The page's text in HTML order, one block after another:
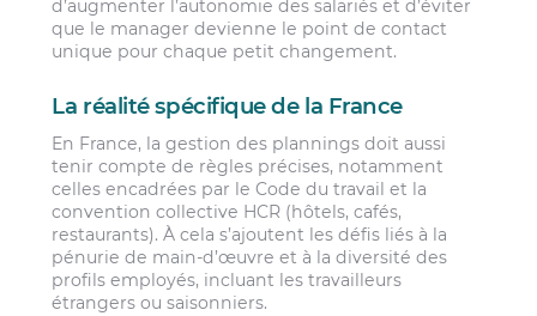
d’augmenter l’autonomie des salariés et d’éviter
que le manager devienne le point de contact
unique pour chaque petit changement.
La réalité spécifique de la France
En France, la gestion des plannings doit aussi
tenir compte de règles précises, notamment
celles encadrées par le Code du travail et la
convention collective HCR (hôtels, cafés,
restaurants). À cela s’ajoutent les défis liés à la
pénurie de main-d’œuvre et à la diversité des
profils employés, incluant les travailleurs
étrangers ou saisonniers.